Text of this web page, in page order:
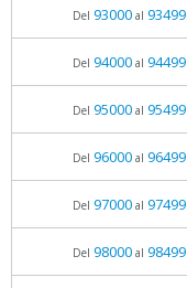
Del 93000al 93499
Del 94000al 94499
Del 95000al 95499
Del 96000al 96499
Del 97000al 97499
Del 98000al 98499